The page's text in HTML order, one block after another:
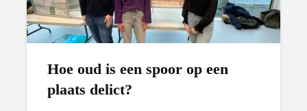
Hoe oud is een spoor op een
plaats delict?